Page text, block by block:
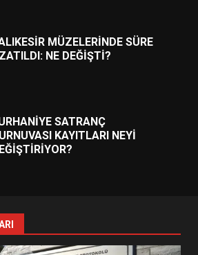
MÜZELERİNDE SÜRE
NE DEĞİŞTİ?
SATRANÇ
KAYITLARI NEYİ
YÖNETİM NASIL